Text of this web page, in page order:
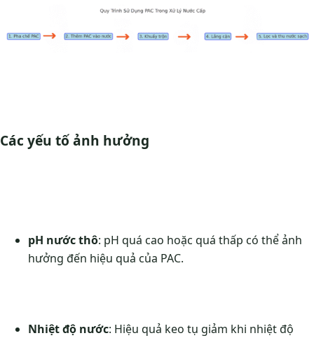
Các yếu tố ảnh hưởng
pH nước thô: pH quá cao hoặc quá thấp có thể ảnh
hưởng đến hiệu quả của PAC.
Nhiệt độ nước: Hiệu quả keo tụ giảm khi nhiệt độ